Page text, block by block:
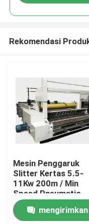
Rumah
Produk
Rekomendasi
Mesin Penggaruk
Slitter Kertas 5.5-
11Kw 200m / Min
Speed ​​Pneumatic
Tightness Control
mengirimkan